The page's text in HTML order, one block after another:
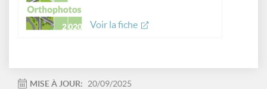
Voir la fiche
MISE À JOUR:
20/09/2025